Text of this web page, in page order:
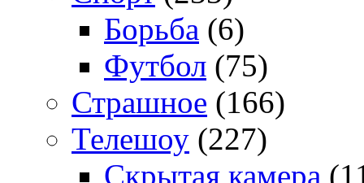
Борьба (6)
Футбол (75)
Страшное (166)
Телешоу (227)
Скрытая камера